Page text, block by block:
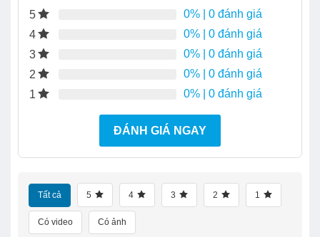
5 0% | 0 đánh giá
4
0% | 0 đánh giá
3
0% | 0 đánh giá
2
0% | 0 đánh giá
1
0% | 0 đánh giá
ĐÁNH GIÁ NGAY
Tất cả 5 4 3 2 1
Có video Có ảnh